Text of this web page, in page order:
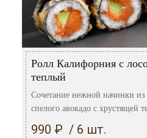
Ролл Калифорния с
теплый
Сочетание нежной начинки из
спелого авокадо с хрустящей
990 ₽ / 6 шт.